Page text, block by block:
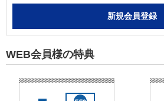
WEB会員様の特典